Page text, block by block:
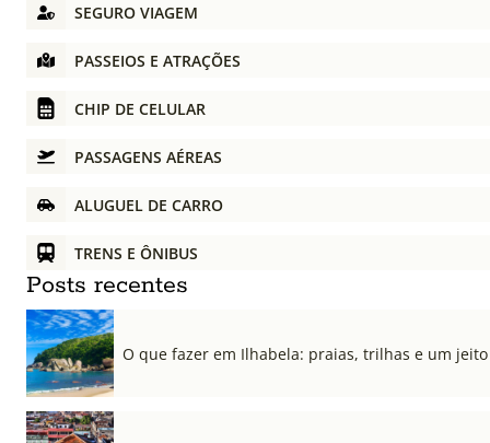
SEGURO VIAGEM
PASSEIOS E ATRAÇÕES
CHIP DE CELULAR
PASSAGENS AÉREAS
ALUGUEL DE CARRO
TRENS E ÔNIBUS
Posts recentes
O que fazer em Ilhabela: praias, trilhas e um